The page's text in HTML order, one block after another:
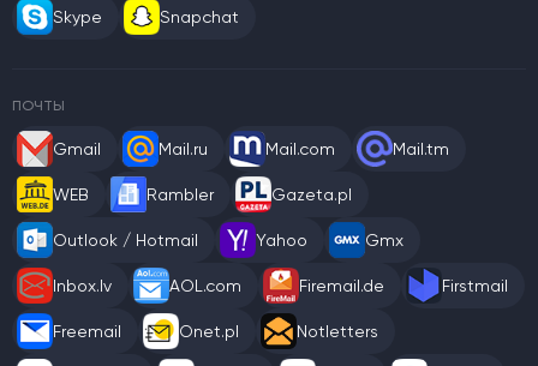
Skype Snapchat
ПОЧТЫ
Gmail Mail.ru Mail.com Mail.tm
WEB Rambler Gazeta.pl
Outlook / Hotmail Yahoo Gmx
Inbox.lv AOL.com Firemail.de Firstmail
Freemail Onet.pl Notletters